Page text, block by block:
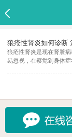
狼疮性肾炎如何诊断
狼疮性肾炎是现在肾脏
易忽视，在察觉到身体